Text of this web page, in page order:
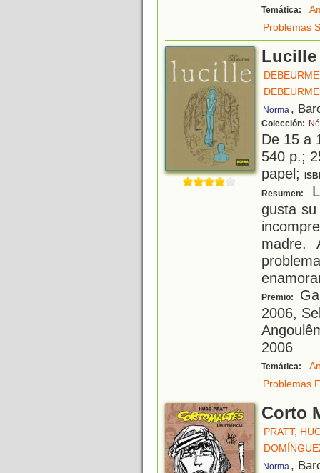
Temática:
Problemas
Lucille
Norma ,
Colección:
De 15 a
540 p.;
papel;
Resumen:
gusta
madre.
Premio:
2006,
2006
Temática:
Problemas
Corto
PRATT,
Norma ,